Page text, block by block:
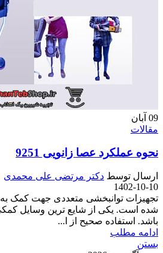
09 آبان
مقالات
نحوه عملکرد عصا زانویی 9251
ارسال توسط دکتر مرتضی علی محمدی
1402-10-10
تجهیزات توانبخشی متعددی جهت کمک
شده است. يکی از شايع ترين وسايل
باشد. استفاده صحيح از ا...
ادامه مطلب
بستن